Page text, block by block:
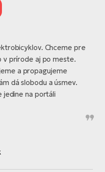
Chceme pre
v prírode aj po meste.
a propagujeme
dá slobodu a úsmev.
jedine na portáli